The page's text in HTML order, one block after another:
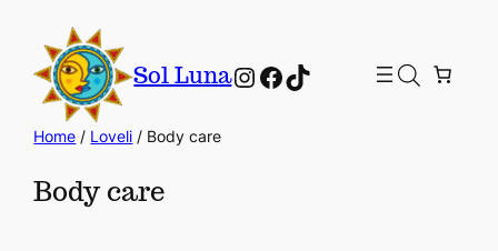
Sol LunaInstagram
Facebook
TikTok
Home / Loveli / Body care
Body care